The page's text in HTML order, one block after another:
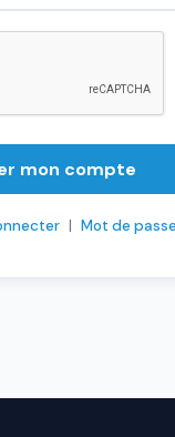
mon compte
| Mot de